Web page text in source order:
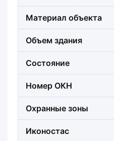
Материал объекта
Объем здания
Состояние
Номер ОКН
Охранные зоны
Иконостас